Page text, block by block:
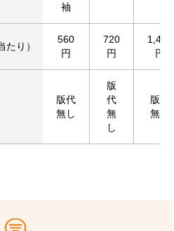
袖
り）
560
円
720
円
1,430
円
版代
無し
版
代
無
し
版代
無し